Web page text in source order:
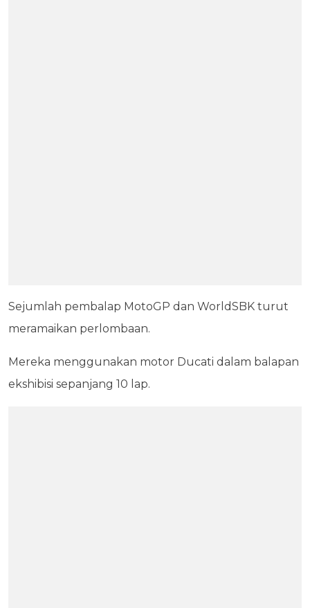
Sejumlah pembalap MotoGP dan WorldSBK turut
meramaikan perlombaan.
Mereka menggunakan motor Ducati dalam balapan
ekshibisi sepanjang 10 lap.